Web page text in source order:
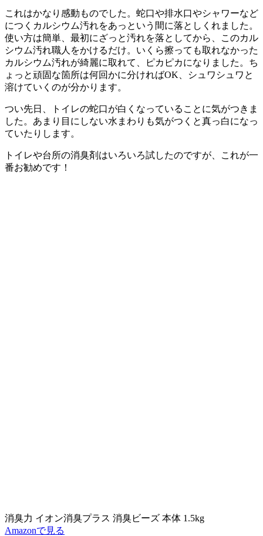
これはかなり感動ものでした。蛇口や排水口やシャワーなど
につくカルシウム汚れをあっという間に落としくれました。
使い方は簡単、最初にざっと汚れを落としてから、このカル
シウム汚れ職人をかけるだけ。 いくら擦っても取れなかった
カルシウム汚れが綺麗に取れて、ピカピカになりました。ち
ょっと頑固な箇所は何回かに分ければOK、シュワシュワと
溶けていくのが分かります。
つい先日、トイレの蛇口が白くなっていることに気がつきま
した。あまり目にしない水まわりも気がつくと真っ白になっ
ていたりします。
トイレや台所の消臭剤はいろいろ試したのですが、これが一
番お勧めです！
消臭力 イオン消臭プラス 消臭ビーズ 本体 1.5kg
Amazonで見る